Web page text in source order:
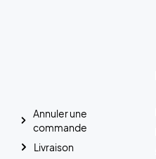
Annuler une
commande
Livraison